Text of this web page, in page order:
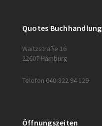
Quotes Buchhandlung
Waitzstraße 16
22607 Hamburg
Telefon 040-822 94 129
Öffnungszeiten